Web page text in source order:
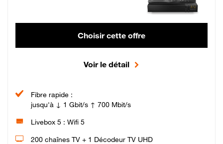
Choisir cette offre
Voir le détail
Fibre rapide :
jusqu'à ↓ 1 Gbit/s ↑ 700 Mbit/s
Livebox 5 : Wifi 5
200 chaînes TV + 1 Décodeur TV UHD